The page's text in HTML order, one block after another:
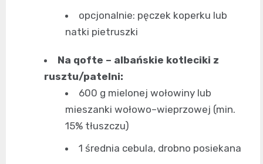
opcjonalnie: pęczek koperku lub
natki pietruszki
Na qofte – albańskie kotleciki z
rusztu/patelni:
600 g mielonej wołowiny lub
mieszanki wołowo–wieprzowej (min.
15% tłuszczu)
1 średnia cebula, drobno posiekana